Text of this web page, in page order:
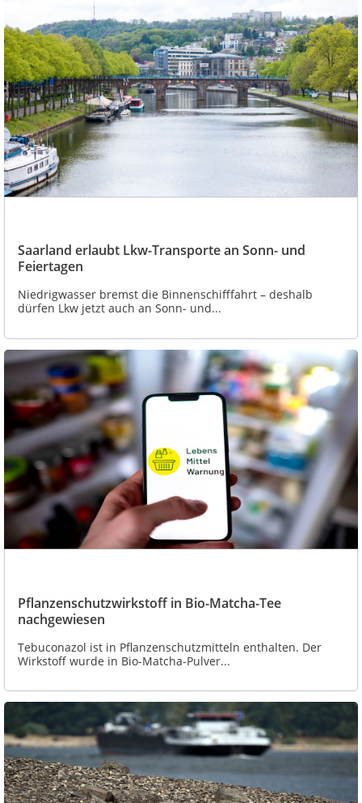
Saarland erlaubt Lkw-Transporte an Sonn- und
Feiertagen
Niedrigwasser bremst die Binnenschifffahrt – deshalb
dürfen Lkw jetzt auch an Sonn- und...
Pflanzenschutzwirkstoff in Bio-Matcha-Tee
nachgewiesen
Tebuconazol ist in Pflanzenschutzmitteln enthalten. Der
Wirkstoff wurde in Bio-Matcha-Pulver...